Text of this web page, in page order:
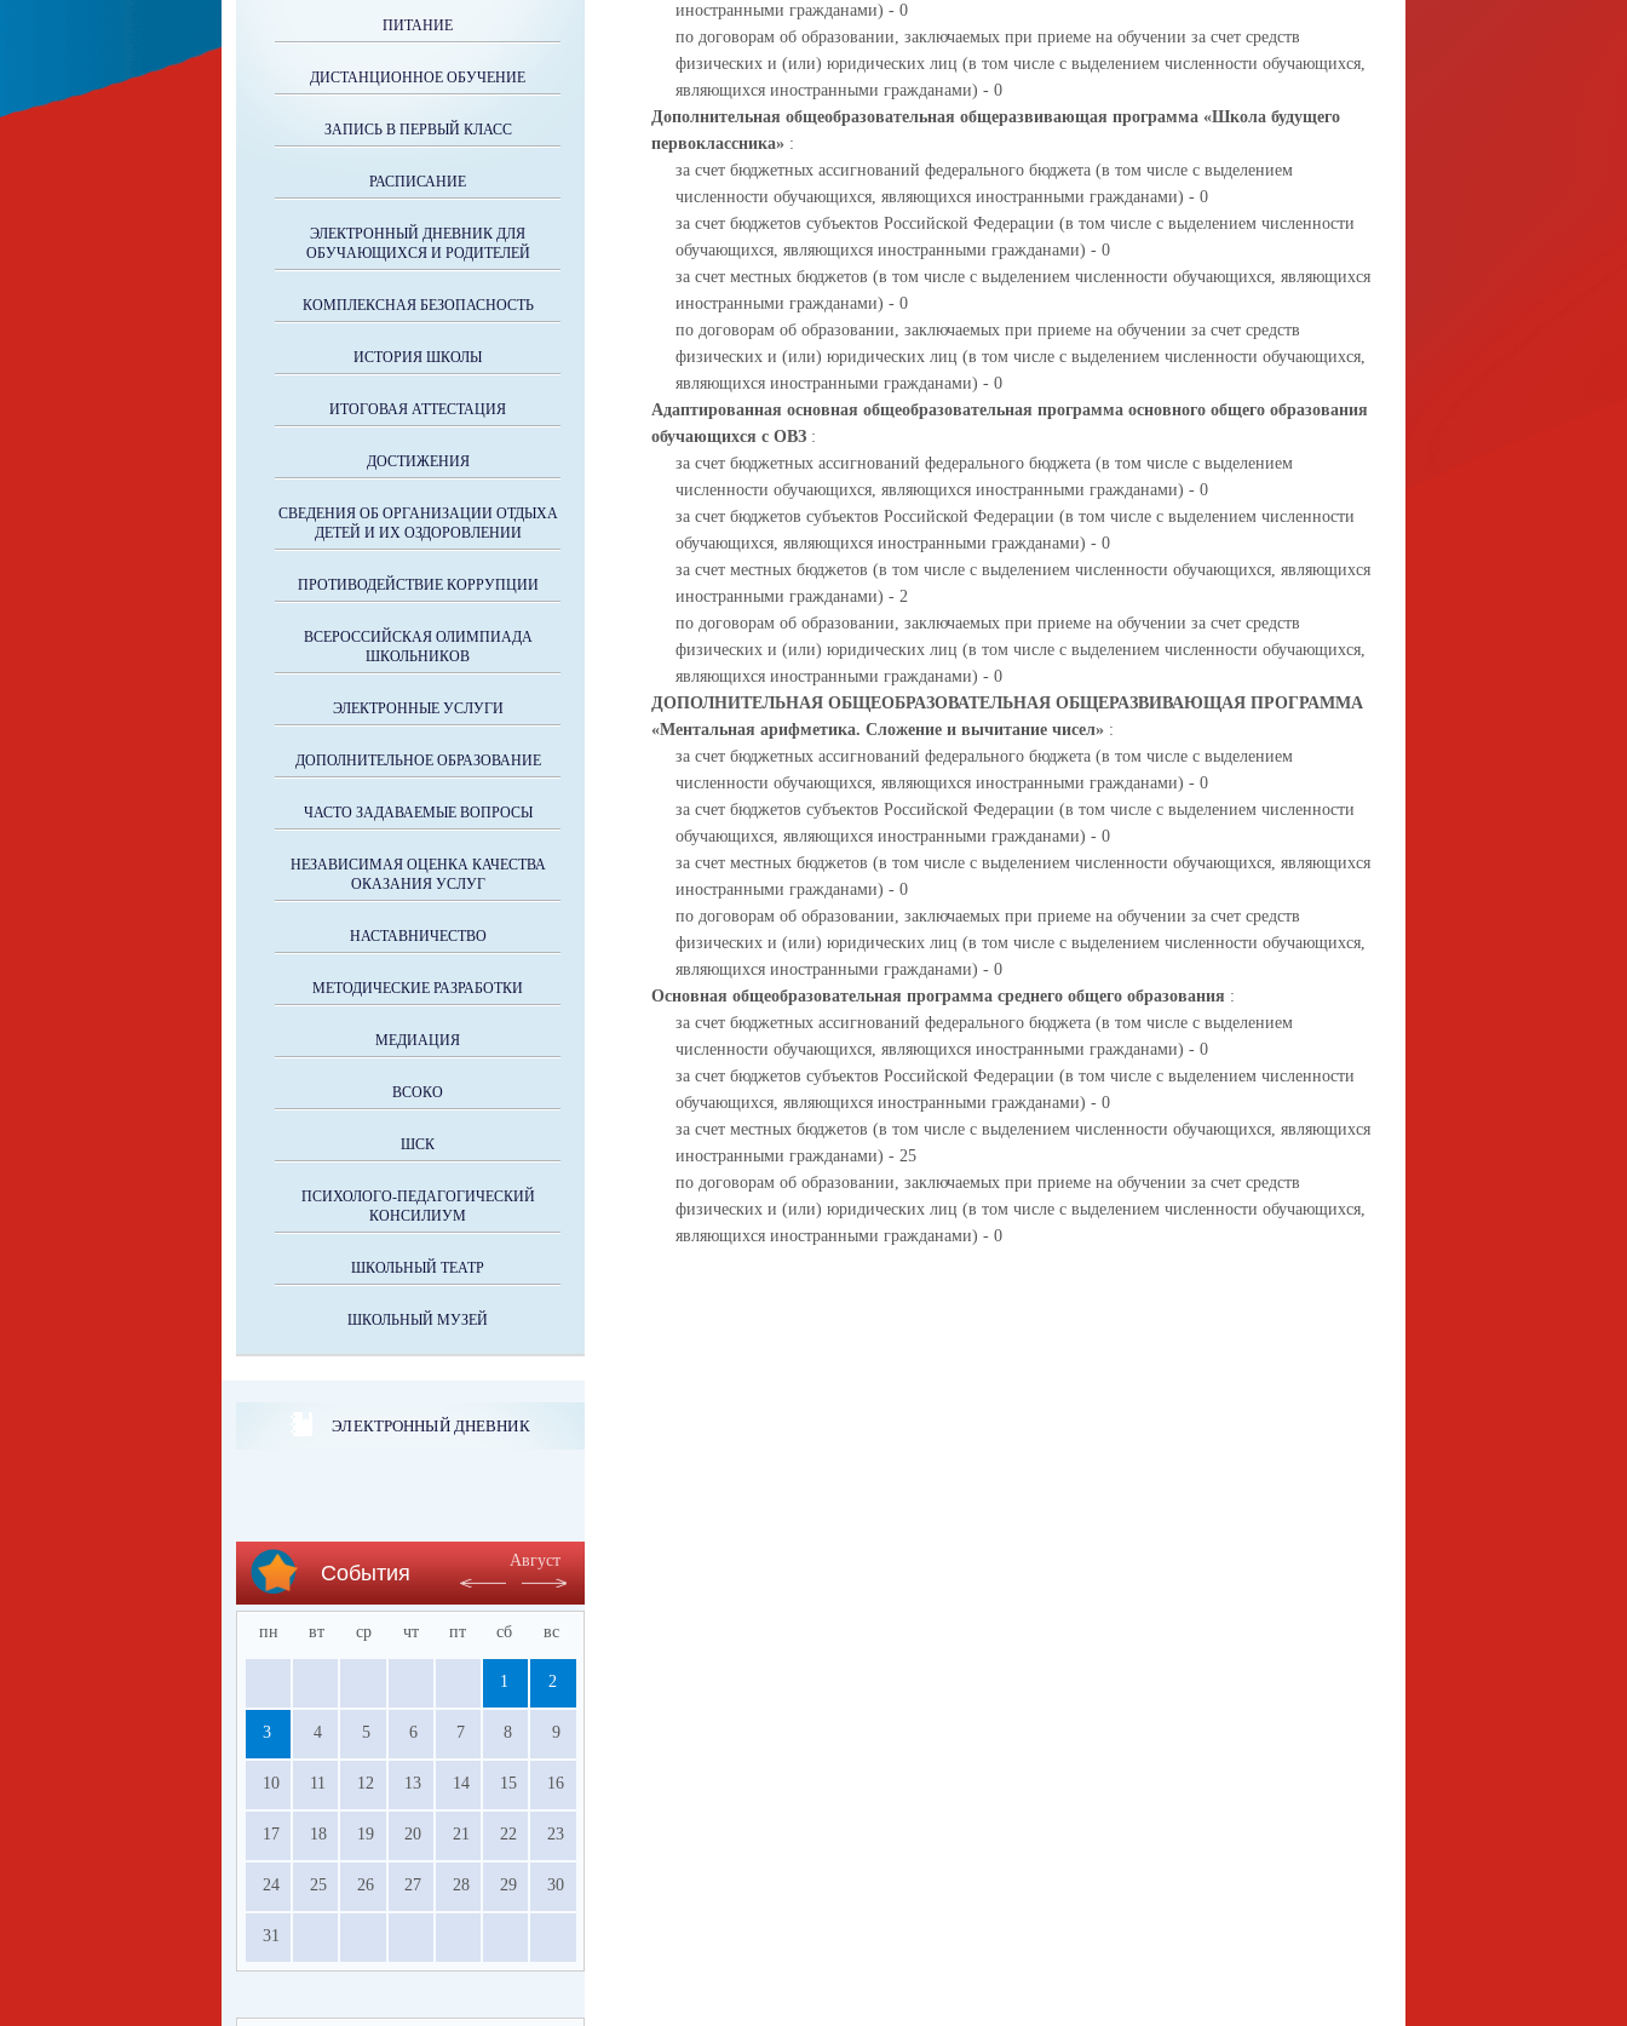
иностранными гражданами) - 0
по договорам об образовании, заключаемых при приеме на обучении за счет средств
физических и (или) юридических лиц (в том числе с выделением численности обучающихся,
являющихся иностранными гражданами) - 0
Дополнительная общеобразовательная общеразвивающая программа «Школа будущего
первоклассника» :
за счет бюджетных ассигнований федерального бюджета (в том числе с выделением
численности обучающихся, являющихся иностранными гражданами) - 0
за счет бюджетов субъектов Российской Федерации (в том числе с выделением численности
обучающихся, являющихся иностранными гражданами) - 0
за счет местных бюджетов (в том числе с выделением численности обучающихся, являющихся
иностранными гражданами) - 0
по договорам об образовании, заключаемых при приеме на обучении за счет средств
физических и (или) юридических лиц (в том числе с выделением численности обучающихся,
являющихся иностранными гражданами) - 0
Адаптированная основная общеобразовательная программа основного общего образования
обучающихся с ОВЗ :
за счет бюджетных ассигнований федерального бюджета (в том числе с выделением
численности обучающихся, являющихся иностранными гражданами) - 0
за счет бюджетов субъектов Российской Федерации (в том числе с выделением численности
обучающихся, являющихся иностранными гражданами) - 0
за счет местных бюджетов (в том числе с выделением численности обучающихся, являющихся
иностранными гражданами) - 2
по договорам об образовании, заключаемых при приеме на обучении за счет средств
физических и (или) юридических лиц (в том числе с выделением численности обучающихся,
являющихся иностранными гражданами) - 0
ДОПОЛНИТЕЛЬНАЯ ОБЩЕОБРАЗОВАТЕЛЬНАЯ ОБЩЕРАЗВИВАЮЩАЯ ПРОГРАММА
«Ментальная арифметика. Сложение и вычитание чисел» :
за счет бюджетных ассигнований федерального бюджета (в том числе с выделением
численности обучающихся, являющихся иностранными гражданами) - 0
за счет бюджетов субъектов Российской Федерации (в том числе с выделением численности
обучающихся, являющихся иностранными гражданами) - 0
за счет местных бюджетов (в том числе с выделением численности обучающихся, являющихся
иностранными гражданами) - 0
по договорам об образовании, заключаемых при приеме на обучении за счет средств
физических и (или) юридических лиц (в том числе с выделением численности обучающихся,
являющихся иностранными гражданами) - 0
Основная общеобразовательная программа среднего общего образования :
за счет бюджетных ассигнований федерального бюджета (в том числе с выделением
численности обучающихся, являющихся иностранными гражданами) - 0
за счет бюджетов субъектов Российской Федерации (в том числе с выделением численности
обучающихся, являющихся иностранными гражданами) - 0
за счет местных бюджетов (в том числе с выделением численности обучающихся, являющихся
иностранными гражданами) - 25
по договорам об образовании, заключаемых при приеме на обучении за счет средств
физических и (или) юридических лиц (в том числе с выделением численности обучающихся,
являющихся иностранными гражданами) - 0
ПИТАНИЕ
ДИСТАНЦИОННОЕ ОБУЧЕНИЕ
ЗАПИСЬ В ПЕРВЫЙ КЛАСС
РАСПИСАНИЕ
ЭЛЕКТРОННЫЙ ДНЕВНИК ДЛЯ
ОБУЧАЮЩИХСЯ И РОДИТЕЛЕЙ
КОМПЛЕКСНАЯ БЕЗОПАСНОСТЬ
ИСТОРИЯ ШКОЛЫ
ИТОГОВАЯ АТТЕСТАЦИЯ
ДОСТИЖЕНИЯ
СВЕДЕНИЯ ОБ ОРГАНИЗАЦИИ ОТДЫХА
ДЕТЕЙ И ИХ ОЗДОРОВЛЕНИИ
ПРОТИВОДЕЙСТВИЕ КОРРУПЦИИ
ВСЕРОССИЙСКАЯ ОЛИМПИАДА
ШКОЛЬНИКОВ
ЭЛЕКТРОННЫЕ УСЛУГИ
ДОПОЛНИТЕЛЬНОЕ ОБРАЗОВАНИЕ
ЧАСТО ЗАДАВАЕМЫЕ ВОПРОСЫ
НЕЗАВИСИМАЯ ОЦЕНКА КАЧЕСТВА
ОКАЗАНИЯ УСЛУГ
НАСТАВНИЧЕСТВО
МЕТОДИЧЕСКИЕ РАЗРАБОТКИ
МЕДИАЦИЯ
ВСОКО
ШСК
ПСИХОЛОГО-ПЕДАГОГИЧЕСКИЙ
КОНСИЛИУМ
ШКОЛЬНЫЙ ТЕАТР
ШКОЛЬНЫЙ МУЗЕЙ
ЭЛЕКТРОННЫЙ ДНЕВНИК
События
Август
пн вт ср чт пт сб вс
1 2
3 4 5 6 7 8 9
10 11 12 13 14 15 16
17 18 19 20 21 22 23
24 25 26 27 28 29 30
31